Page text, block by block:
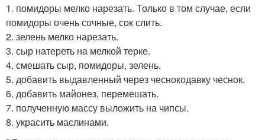
1. помидоры мелко нарезать. Только в том случае, если
помидоры очень сочные, сок слить.
2. зелень мелко нарезать.
3. сыр натереть на мелкой терке.
4. смешать сыр, помидоры, зелень.
5. добавить выдавленный через чеснокодавку чеснок.
6. добавить майонез, перемешать.
7. полученную массу выложить на чипсы.
8. украсить маслинами.